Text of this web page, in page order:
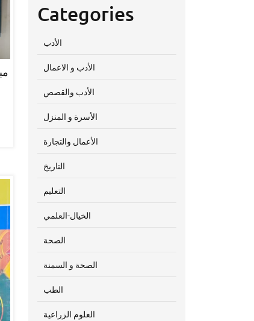
Categories
الأدب
الأدب و الاعمال
الأدب والقصص
الأسرة و المنزل
الأعمال والتجارة
التاريخ
التعليم
الخيال-العلمي
الصحة
الصحة و السمنة
الطب
العلوم الزراعية